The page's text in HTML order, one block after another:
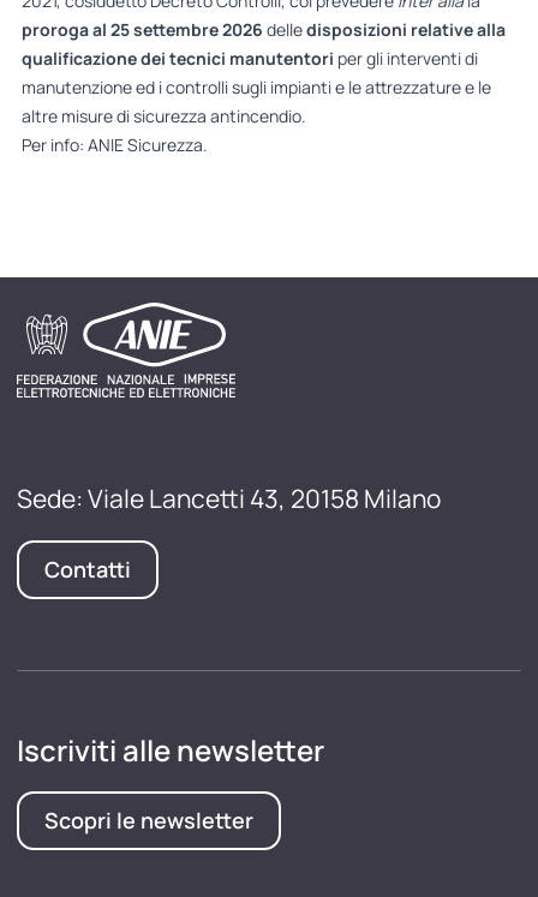
proroga al 25 settembre 2026 delledisposizioni relative alla
qualificazione dei tecnici manutentori per gli interventi di
manutenzione ed i controlli sugli impianti e le attrezzature e le
altre misure di sicurezza antincendio.
Per info: ANIE Sicurezza.
Sede: Viale Lancetti 43, 20158 Milano
Contatti
Iscriviti alle newsletter
Scopri le newsletter